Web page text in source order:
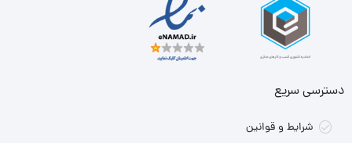
دسترسی سریع
شرایط و قوانین